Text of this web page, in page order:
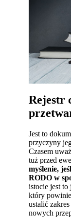
Rejestr
Jest to
przyczyny
Czasem
tuż przed
myślenie,
RODO w
istocie jest to
który
ustalić
nowych